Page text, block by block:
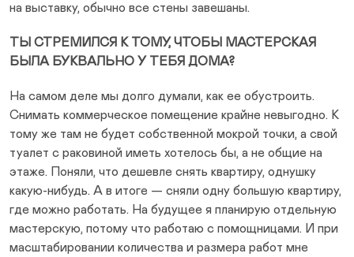
на выставку, обычно все стены завешаны.
ТЫ СТРЕМИЛСЯ К ТОМУ, ЧТОБЫ МАСТЕРСКАЯ
БЫЛА БУКВАЛЬНО У ТЕБЯ ДОМА?
На самом деле мы долго думали, как ее обустроить.
Снимать коммерческое помещение крайне невыгодно. К
тому же там не будет собственной мокрой точки, а свой
туалет с раковиной иметь хотелось бы, а не общие на
этаже. Поняли, что дешевле снять квартиру, однушку
какую-нибудь. А в итоге — сняли одну большую квартиру,
где можно работать. На будущее я планирую отдельную
мастерскую, потому что работаю с помощницами. И при
масштабировании количества и размера работ мне